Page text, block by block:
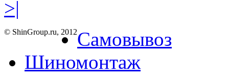
>|
© ShinGroup.ru, 2012Самовывоз
Шиномонтаж